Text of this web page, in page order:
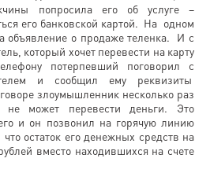
попросила его об услуге –
его банковской картой. На одном
объявление о продаже теленка. И с
который хочет перевести на карту
потерпевший поговорил с
и сообщил ему реквизиты
злоумышленник несколько раз
не может перевести деньги. Это
и он позвонил на горячую линию
остаток его денежных средств на
вместо находившихся на счете